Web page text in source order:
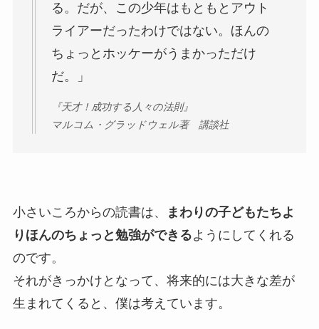
る。だが、この少年はもともとアウト
ライアーだったわけではない。ほんの
ちょっとホッケーがうまかっただけ
だ。」
『天才！成功する人々の法則』
マルコム・グラッドウェル著 講談社
小さいころからの読書は、
まわりの子どもたちよ
りほんのちょっと勉強ができるようにしてくれる
のです。
それがきっかけとなって、将来的には大きな差が
生まれてくると、僕は考えています。